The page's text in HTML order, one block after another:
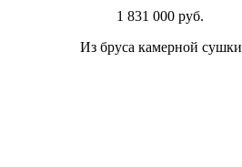
1 831 000 руб.
Из бруса камерной сушки